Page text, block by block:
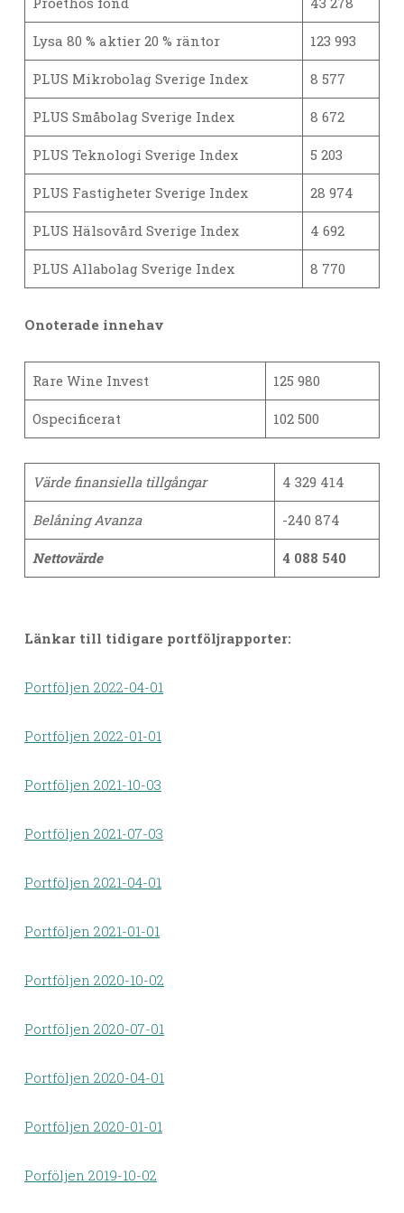
Lysa 80 % aktier 20 % räntor 123 993
PLUS Mikrobolag Sverige Index 8 577
PLUS Småbolag Sverige Index 8 672
PLUS Teknologi Sverige Index 5 203
PLUS Fastigheter Sverige Index 28 974
PLUS Hälsovård Sverige Index 4 692
PLUS Allabolag Sverige Index 8 770
Onoterade innehav
Rare Wine Invest 125 980
Ospecificerat 102 500
Värde finansiella tillgångar 4 329 414
Belåning Avanza -240 874
Nettovärde 4 088 540
Länkar till tidigare portföljrapporter:
Portföljen 2022-04-01
Portföljen 2022-01-01
Portföljen 2021-10-03
Portföljen 2021-07-03
Portföljen 2021-04-01
Portföljen 2021-01-01
Portföljen 2020-10-02
Portföljen 2020-07-01
Portföljen 2020-04-01
Portföljen 2020-01-01
Porföljen 2019-10-02